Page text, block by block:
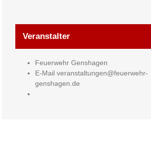
Veranstalter
Feuerwehr Genshagen
E-Mailveranstaltungen@feuerwehr-
genshagen.de